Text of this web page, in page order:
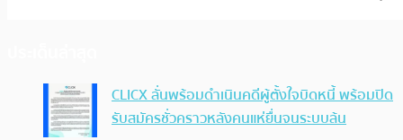
CLICX ลั่นพร้อมดำเนินคดีผู้ตั้งใจบิดหนี้ พร้อมปิด
รับสมัครชั่วคราวหลังคนแห่ยื่นจนระบบล้น